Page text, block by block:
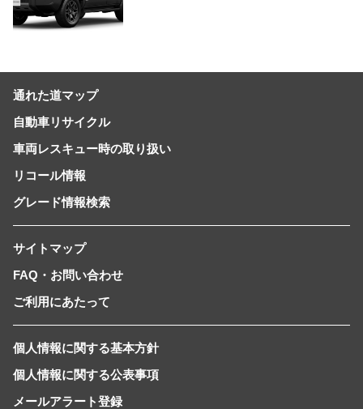
通れた道マップ
自動車リサイクル
車両レスキュー時の取り扱い
リコール情報
グレード情報検索
サイトマップ
FAQ・お問い合わせ
ご利用にあたって
個人情報に関する基本方針
個人情報に関する公表事項
メールアラート登録